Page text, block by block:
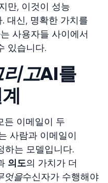
만, 이것이 성능
대신, 명확한 가치를
사용자들 사이에서
있습니다.
고AI를
든 이메일이 두
사람과 이메일이
하는 모델입니다.
의도의 가치가 더
엇을수신자가 수행해야